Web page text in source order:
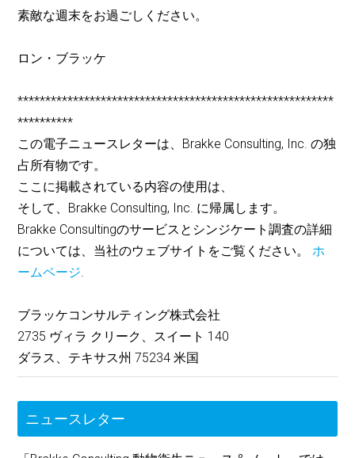
素敵な週末をお過ごしください。
ロン・ブラッケ
*********************************************************
**********
この電子ニュースレターは、Brakke Consulting, Inc. の独
占所有物です。
ここに掲載されている内容の使用は、
そして、Brakke Consulting, Inc. に帰属します。
Brakke Consultingのサービスとシンジケート調査の詳細
については、当社のウェブサイトをご覧ください。ホ
ームページ.
ブラッケコンサルティング株式会社
2735 ヴィラ クリーク、スイート 140
ダラス、テキサス州 75234 米国
ニュースレター